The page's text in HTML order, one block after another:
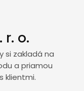
r. o.
si zakladá na
a priamou
klientmi.